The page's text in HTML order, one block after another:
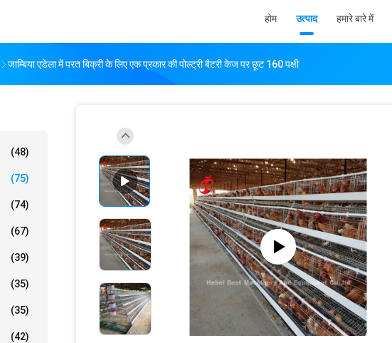
होम उत्पाद हमारे बारे में
जाम्बिया एडेला में परत बिक्री के लिए एक प्रकार की पोल्ट्री बैटरी केज पर छूट 160 पक्षी
(48)
(75)
(74)
(67)
(39)
(35)
(35)
(42)